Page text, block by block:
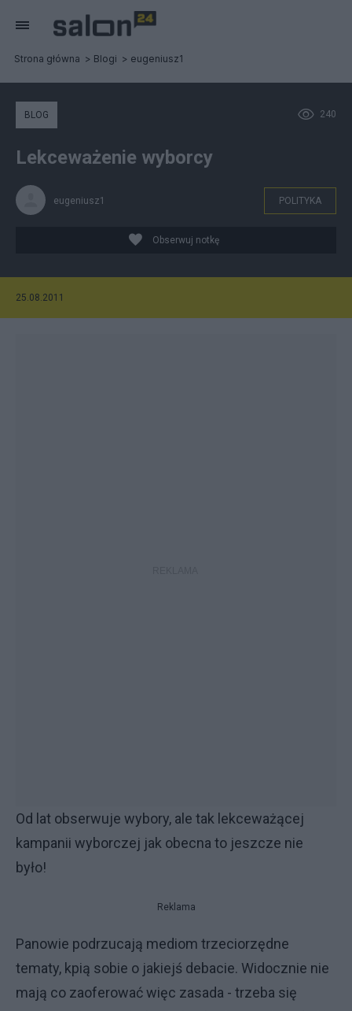
Strona główna Blogi eugeniusz1
240
BLOG
Lekceważenie wyborcy
eugeniusz1 POLITYKA
Obserwuj notkę
25.08.2011
Od lat obserwuje wybory, ale tak lekceważącej
kampanii wyborczej jak obecna to jeszcze nie
było!
Reklama
Panowie podrzucają mediom trzeciorzędne
tematy, kpią sobie o jakiejś debacie. Widocznie nie
mają co zaoferować więc zasada - trzeba się